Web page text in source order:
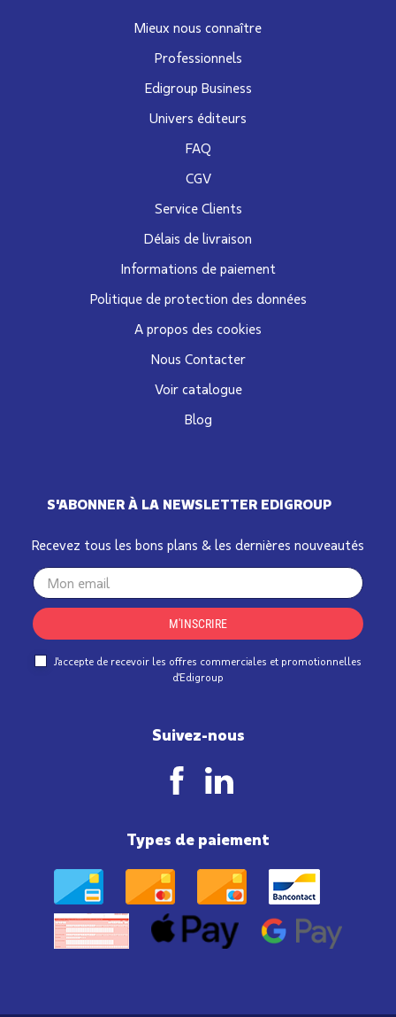
S'ABONNER À LA NEWSLETTER EDIGROUP
Recevez tous les bons plans & les dernières nouveautés
Your
email
M'INSCRIRE
J'accepte de recevoir les offres commerciales et promotionnelles
d'Edigroup
Mieux nous connaître
Professionnels
Edigroup Business
Univers éditeurs
FAQ
CGV
Service Clients
Délais de livraison
Informations de paiement
Politique de protection des données
A propos des cookies
Nous Contacter
Voir catalogue
Blog
Suivez-nous
Types de paiement